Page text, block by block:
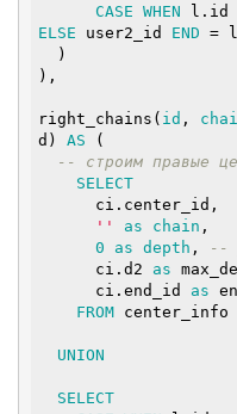
CASE WHEN l.id
ELSE user2_id END =
),
right_chains( id ,
d) AS (
-- строим правые
SELECT
''
as chain ,
0
as depth ,
--
      ci.d2
as
      ci.end_id
as
FROM center_info
UNION
SELECT